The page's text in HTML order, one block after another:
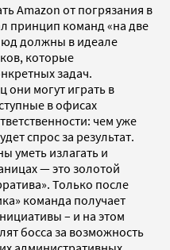
Amazon от погрязания в
принцип команд «на две
должны в идеале
которые
задач.
они могут играть в
в офисах
чем уже
спрос за результат.
уметь излагать и
— это золотой
Только после
команда получает
– и на этом
босса за возможность